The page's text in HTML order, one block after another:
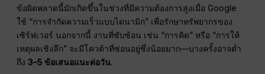
ข้อผิดพลาดนี้มักเกิดขึ้นในช่วงที่มีความต้องการสูงเมื่อ Google
ใช้ “การจำกัดความเร็วแบบไดนามิก” เพื่อรักษาทรัพยากรของ
เซิร์ฟเวอร์ นอกจากนี้ งานที่ซับซ้อน เช่น “การคิด” หรือ “การให้
เหตุผลเชิงลึก” จะมีโควต้าที่ซ่อนอยู่ซึ่งน้อยมาก—บางครั้งอาจต่ำ
ถึง3–5 ข้อเสนอแนะต่อวัน.